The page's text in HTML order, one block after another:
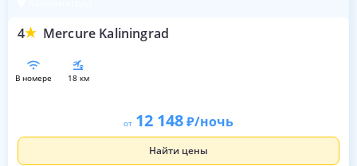
4 Mercure Kaliningrad
в номере 18 км
от 12 148 /ночь
Найти цены